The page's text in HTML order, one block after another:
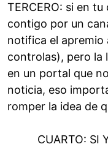
TERCERO: si en
contigo por un
notifica el apremio
controlas), pero la
en un portal que
noticia, eso
romper la idea de
CUARTO: SI